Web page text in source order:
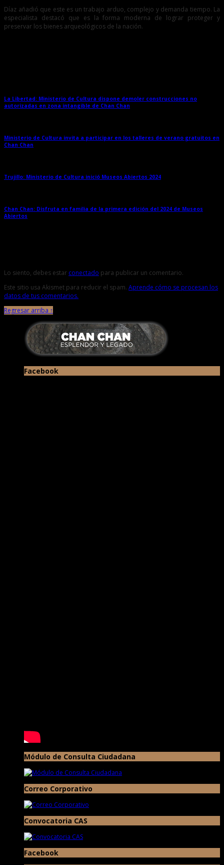
Díaz añadió que este es un trabajo arduo, complejo y demanda tiempo. La
especialista destacó que es la forma moderna de lograr proteger y
preservar los bienes arqueológicos de la nación.
La Libertad: Ministerio de Cultura dispone demoler construcciones no
autorizadas en zona intangible de Chan Chan
Ministerio de Cultura invita a participar en los talleres de verano gratuitos en
Chan Chan
Trujillo: Ministerio de Cultura inició Museos Abiertos 2024
Chan Chan: Disfruta en familia de la primera edición del 2024 de Museos
Abiertos
Lo siento, debes estar conectado para publicar un comentario.
Este sitio usa Akismet para reducir el spam. Aprende cómo se procesan los
datos de tus comentarios.
Regresar arriba ↑
Facebook
Módulo de Consulta Ciudadana
Correo Corporativo
Convocatoria CAS
Facebook